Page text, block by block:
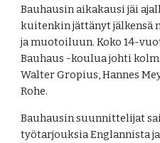
Bauhausin aikakausi jäi
kuitenkin jättänyt
ja muotoiluun. Koko 14-
Bauhaus -koulua johti
Walter Gropius, Hannes
Rohe.
Bauhausin suunnittelijat
työtarjouksia Englannista